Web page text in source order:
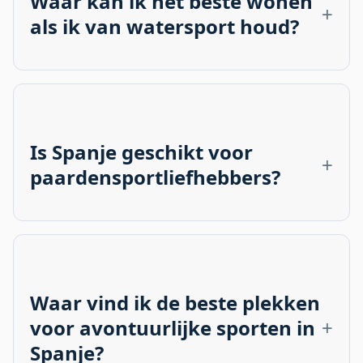
als ik van watersport houd?
watersporters zoals zeilers, windsurfers en
Is Spanje geschikt voor
paardensportliefhebbers?
zijn rijke paardencultuur, met tal van maneges,
Waar vind ik de beste plekken
voor avontuurlijke sporten in
Spanje?